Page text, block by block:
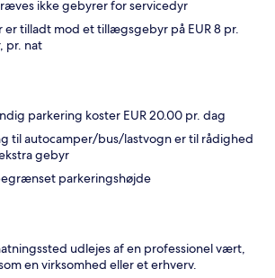
ikke gebyrer for servicedyr
tilladt mod et tillægsgebyr på EUR 8 pr.
pr. nat
parkering koster EUR 20.00 pr. dag
til autocamper/bus/lastvogn er til rådighed
gebyr
parkeringshøjde
udlejes af en professionel vært,
en virksomhed eller et erhverv.